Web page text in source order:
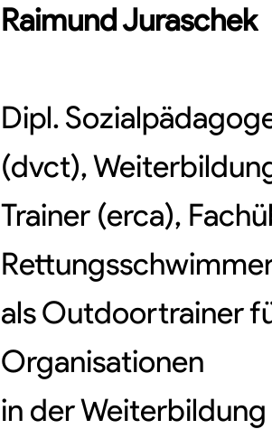
RaimundJuraschek
Dipl.
(dvct),
Trainer (erca),
als Outdoortrainer
Organisationen
in der